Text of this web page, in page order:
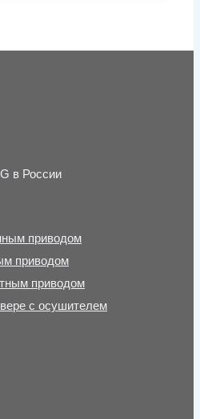
в России
приводом
приводом
приводом
с осушителем